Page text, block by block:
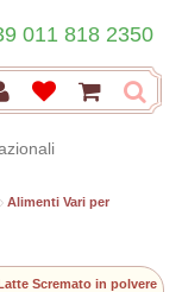
011 818 2350
Alimenti Vari per
Scremato in polvere